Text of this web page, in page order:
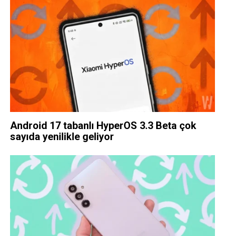
Android 17 tabanlı HyperOS 3.3 Beta çok
sayıda yenilikle geliyor